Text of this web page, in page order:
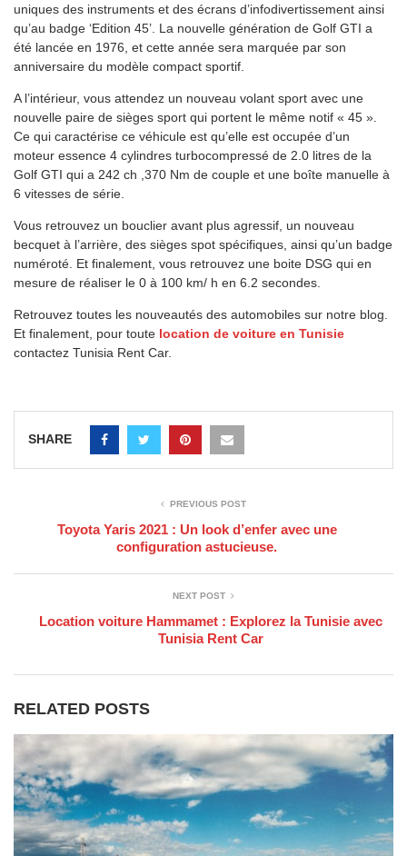
uniques des instruments et des écrans d’infodivertissement ainsi
qu’au badge ‘Edition 45’. La nouvelle génération de Golf GTI a
été lancée en 1976, et cette année sera marquée par son
anniversaire du modèle compact sportif.
A l’intérieur, vous attendez un nouveau volant sport avec une
nouvelle paire de sièges sport qui portent le même notif « 45 ».
Ce qui caractérise ce véhicule est qu’elle est occupée d’un
moteur essence 4 cylindres turbocompressé de 2.0 litres de la
Golf GTI qui a 242 ch ,370 Nm de couple et une boîte manuelle à
6 vitesses de série.
Vous retrouvez un bouclier avant plus agressif, un nouveau
becquet à l’arrière, des sièges spot spécifiques, ainsi qu’un badge
numéroté. Et finalement, vous retrouvez une boite DSG qui en
mesure de réaliser le 0 à 100 km/ h en 6.2 secondes.
Retrouvez toutes les nouveautés des automobiles sur notre blog.
Et finalement, pour toute location de voiture en Tunisie
contactez Tunisia Rent Car.
SHARE
PREVIOUS POST
Toyota Yaris 2021 : Un look d’enfer avec une
configuration astucieuse.
NEXT POST
Location voiture Hammamet : Explorez la Tunisie avec
Tunisia Rent Car
RELATED POSTS